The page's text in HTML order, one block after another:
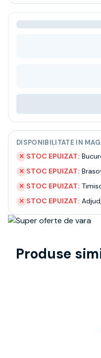
Ceai
Bacanie
Despre noi
Livrare
Termeni si conditii
Politica de confidentialitate
Intrebari frecvente
DISPONIBILITATE IN
✕ STOC EPUIZAT:
✕ STOC EPUIZAT:
✕ STOC EPUIZAT:
✕ STOC EPUIZAT: Adjud,
Produse